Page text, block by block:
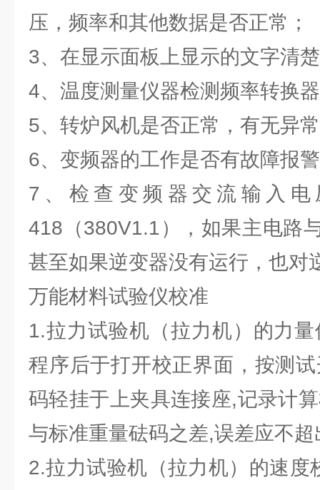
压，频率和其他数据是否正常；
3、在显示面板上显示的文字清
4、温度测量仪器检测频率转换
5、转炉风机是否正常，有无异
6、变频器的工作是否有故障报
7、检查变频器交流输入
418（380V1.1），如果主电路
甚至如果逆变器没有运行，也对
万能材料试验仪校准
1.拉力试验机（拉力机）的力
程序后于打开校正界面，按测
码轻挂于上夹具连接座,记录计
与标准重量砝码之差,误差应不超
2.拉力试验机（拉力机）的速度